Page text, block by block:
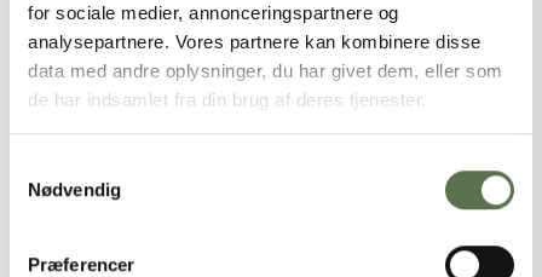
for sociale medier, annonceringspartnere og
analysepartnere. Vores partnere kan kombinere disse
data med andre oplysninger, du har givet dem, eller som
de har indsamlet fra din brug af deres tjenester.
Nødvendig
Præferencer
PRODUKTER I OPSKRIFTEN